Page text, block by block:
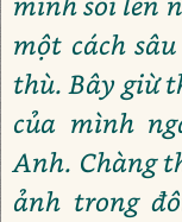
một cách
thù. Bây giừ
của mình
Anh. Chàng
ảnh trong